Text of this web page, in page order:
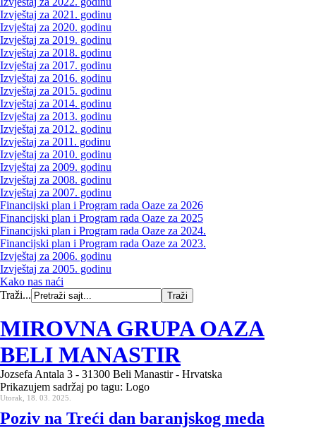
Izvještaj za 2021. godinu
Izvještaj za 2020. godinu
Izvještaj za 2019. godinu
Izvještaj za 2018. godinu
Izvještaj za 2017. godinu
Izvještaj za 2016. godinu
Izvještaj za 2015. godinu
Izvještaj za 2014. godinu
Izvještaj za 2013. godinu
Izvještaj za 2012. godinu
Izvještaj za 2011. godinu
Izvještaj za 2010. godinu
Izvještaj za 2009. godinu
Izvještaj za 2008. godinu
Izvještaj za 2007. godinu
Financijski plan i Program rada Oaze za 2026
Financijski plan i Program rada Oaze za 2025
Financijski plan i Program rada Oaze za 2024.
Financijski plan i Program rada Oaze za 2023.
Izvještaj za 2006. godinu
Izvještaj za 2005. godinu
Kako nas naći
Traži...
MIROVNA GRUPA OAZA
BELI MANASTIR
Jozsefa Antala 3 - 31300 Beli Manastir - Hrvatska
Prikazujem sadržaj po tagu: Logo
Utorak, 18. 03. 2025.
Poziv na Treći dan baranjskog meda